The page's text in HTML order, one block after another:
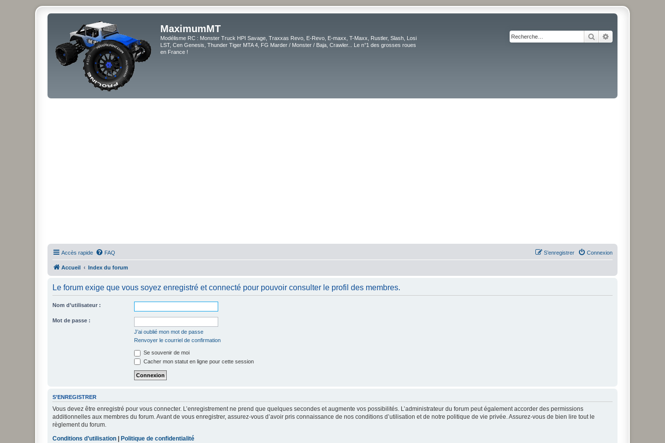
MaximumMT
Modélisme RC : Monster Truck HPI Savage, Traxxas Revo, E-Revo, E-maxx, T-Maxx, Rustler, Slash, Losi
LST, Cen Genesis, Thunder Tiger MTA 4, FG Marder / Monster / Baja, Crawler... Le n°1 des grosses roues
en France !
Rechercher
Accès rapide FAQ Connexion
S’enregistrer
Accueil Index du forum
Le forum exige que vous soyez enregistré et connecté pour pouvoir consulter le profil des membres.
Nom d’utilisateur :
Mot de passe :
J’ai oublié mon mot de passe
Renvoyer le courriel de confirmation
Se souvenir de moi
Cacher mon statut en ligne pour cette session
S’ENREGISTRER
Vous devez être enregistré pour vous connecter. L’enregistrement ne prend que quelques secondes et augmente vos possibilités. L’administrateur du forum peut également accorder des permissions
additionnelles aux membres du forum. Avant de vous enregistrer, assurez-vous d’avoir pris connaissance de nos conditions d’utilisation et de notre politique de vie privée. Assurez-vous de bien lire tout le
règlement du forum.
Conditions d’utilisation | Politique de confidentialité